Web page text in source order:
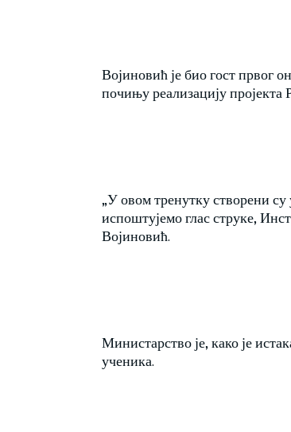
Војиновић је био гост првог
почињу реализацију
„У овом тренутку створени
испоштујемо глас струке,
Војиновић.
Министарство је, како је
ученика.